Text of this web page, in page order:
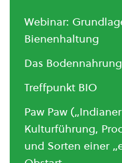
Webinar:
Bienenhaltung
Das
Treffpunkt BIO
Paw Paw
Kulturführung,
und Sorten einer